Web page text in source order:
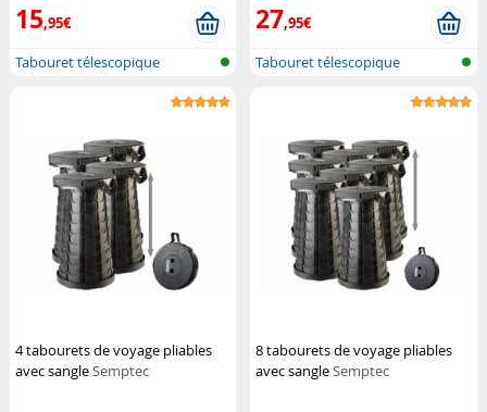
15,95€
Tabouret télescopique
27,95€
Tabouret télescopique
4 tabourets de voyage pliables
avec sangleSemptec
8 tabourets de voyage pliables
avec sangleSemptec